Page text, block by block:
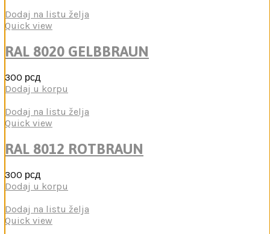
Dodaj na listu želja
Quick view
RAL 8020 GELBBRAUN
300 рсд
Dodaj u korpu
Dodaj na listu želja
Quick view
RAL 8012 ROTBRAUN
300 рсд
Dodaj u korpu
Dodaj na listu želja
Quick view